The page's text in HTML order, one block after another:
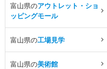
富山県のアウトレット・ショ
ッピングモール
富山県の工場見学
富山県の美術館